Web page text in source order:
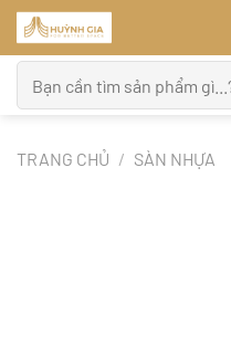
Bỏ
qua
nội
dung
kiếm:
TRANG CHỦ / SÀN NHỰA